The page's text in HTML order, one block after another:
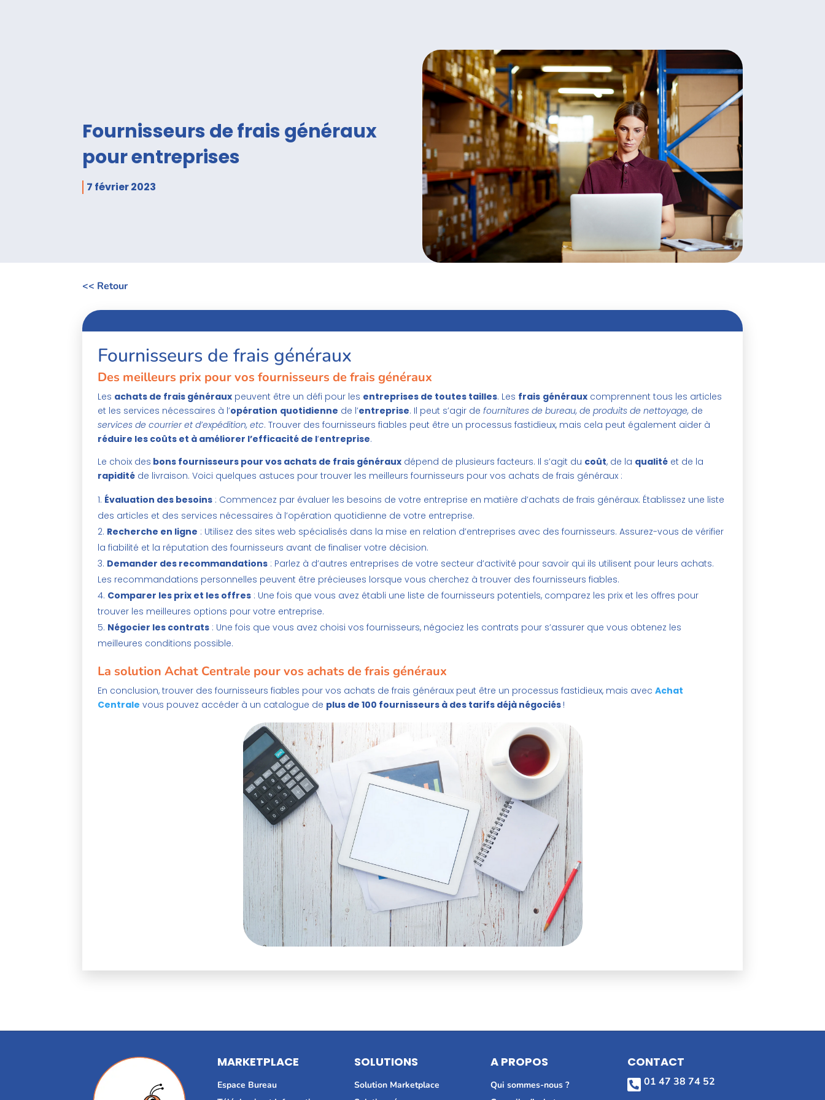
Fournisseurs de frais généraux
pour entreprises
7 février 2023
<< Retour
Fournisseurs de frais généraux
Des meilleurs prix pour vos fournisseurs de frais généraux
Les achats de frais généraux peuvent être un défi pour les entreprises de toutes tailles. Les frais généraux comprennent tous les articles
et les services nécessaires à l’opération quotidienne de l’entreprise. Il peut s’agir defournitures de bureau, de produits de nettoyage, de
services de courrier et d’expédition, etc. Trouver des fournisseurs fiables peut être un processus fastidieux, mais cela peut également aider à
réduire les coûts et à améliorer l’efficacité de l‘entreprise.
Le choix des bons fournisseurs pour vos achats de frais généraux dépend de plusieurs facteurs. Il s’agit du coût, de la qualité et de la
rapidité de livraison. Voici quelques astuces pour trouver les meilleurs fournisseurs pour vos achats de frais généraux :
Évaluation des besoins : Commencez par évaluer les besoins de votre entreprise en matière d’achats de frais généraux. Établissez une liste
des articles et des services nécessaires à l’opération quotidienne de votre entreprise.
Recherche en ligne : Utilisez des sites web spécialisés dans la mise en relation d’entreprises avec des fournisseurs. Assurez-vous de vérifier
la fiabilité et la réputation des fournisseurs avant de finaliser votre décision.
Demander des recommandations : Parlez à d’autres entreprises de votre secteur d’activité pour savoir qui ils utilisent pour leurs achats.
Les recommandations personnelles peuvent être précieuses lorsque vous cherchez à trouver des fournisseurs fiables.
Comparer les prix et les offres : Une fois que vous avez établi une liste de fournisseurs potentiels, comparez les prix et les offres pour
trouver les meilleures options pour votre entreprise.
Négocier les contrats : Une fois que vous avez choisi vos fournisseurs, négociez les contrats pour s’assurer que vous obtenez les
meilleures conditions possible.
La solution Achat Centrale pour vos achats de frais généraux
En conclusion, trouver des fournisseurs fiables pour vos achats de frais généraux peut être un processus fastidieux, mais avecAchat
Centrale vous pouvez accéder à un catalogue de plus de 100 fournisseurs à des tarifs déjà négociés !
MARKETPLACE
Espace Bureau
SOLUTIONS
Solution Marketplace
A PROPOS
Qui sommes-nous ?
CONTACT
 01 47 38 74 52